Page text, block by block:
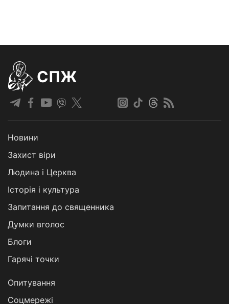
СПЖ
Новини
Захист віри
Людина і Церква
Історія і культура
Запитання до священника
Думки вголос
Блоги
Гарячі точки
Опитування
Соцмережі